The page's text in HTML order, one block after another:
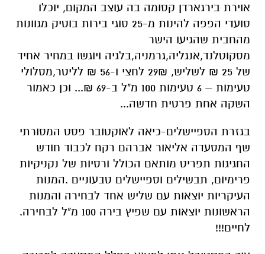
אוירת בירגארדן קסומה בה עוצב המקום, יוכלו
סועדי הפפה להינות מ-25 סוגי בירות בוטיק מגוונות
מהחבית שהגיעו הישר
מסקוטלנד,אנגליה,גרמניה,בלגיה ויוגשו במחיר אחיד
של 25 ₪ לשליש, 29₪ לחצי ו-56 ₪ לליטר,מסלולי
טעימות – 6 טעימות 100 מ"ל ב-69 ₪... וכן כאמור
השקה אחת פרטית חדשה...
בגזרת הספיישלים-כיאה לאוקטובר פסט המסורתי
שף המסעדה אליאור אברהם רקח לכבוד חודש
החגיגות תפריט מותאם הכולל ורסיות של נקניקיות
פרימיום, תבשילים וספיישלים טבעוניים .המנות
העיקריות יוצאות עם שליש אחד לבחירה והמנות
הראשונות יוצאות עם שפיץ בירה 100 מ"ל לבחירה.
לחיים!!!